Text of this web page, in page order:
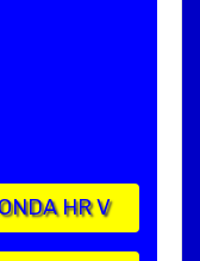
HR V